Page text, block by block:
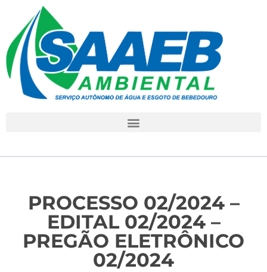
PROCESSO 02/2024 –
EDITAL 02/2024 –
PREGÃO ELETRÔNICO
02/2024